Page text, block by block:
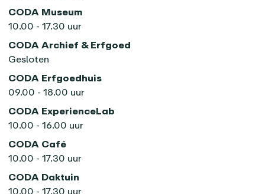
CODA Museum
10.00 - 17.30 uur
CODA Archief & Erfgoed
Gesloten
CODA Erfgoedhuis
09.00 - 18.00 uur
CODA ExperienceLab
10.00 - 16.00 uur
CODA Café
10.00 - 17.30 uur
CODA Daktuin
10.00 - 17.30 uur